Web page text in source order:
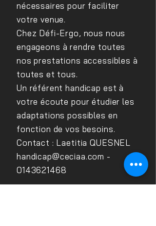
nécessaires pour faciliter
votre venue.
Chez Défi-Ergo, nous nous
engageons à rendre toutes
nos prestations accessibles à
toutes et tous.
Un référent handicap est à
votre écoute pour étudier les
adaptations possibles en
fonction de vos besoins.
Contact : Laetitia QUESNEL
handicap@ceciaa.com -
0143621468